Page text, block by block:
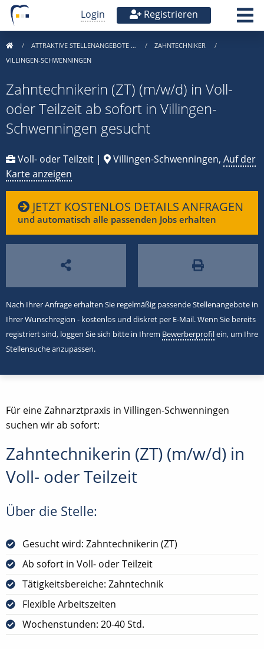
Login Registrieren
ATTRAKTIVE STELLENANGEBOTE …
ZAHNTECHNIKER
VILLINGEN-SCHWENNINGEN
Zahntechnikerin (ZT) (m/w/d) in Voll-
oder Teilzeit ab sofort in Villingen-
Schwenningen gesucht
Voll- oder Teilzeit | Villingen-Schwenningen, Auf der
Karte anzeigen
JETZT KOSTENLOS DETAILS ANFRAGEN
und automatisch alle passenden Jobs erhalten
Nach Ihrer Anfrage erhalten Sie regelmäßig passende Stellenangebote in
Ihrer Wunschregion - kostenlos und diskret per E-Mail. Wenn Sie bereits
registriert sind, loggen Sie sich bitte in Ihrem Bewerberprofilein, um Ihre
Stellensuche anzupassen.
Für eine Zahnarztpraxis in Villingen-Schwenningen
suchen wir ab sofort:
Zahntechnikerin (ZT) (m/w/d) in
Voll- oder Teilzeit
Über die Stelle:
Gesucht wird: Zahntechnikerin (ZT)
Ab sofort in Voll- oder Teilzeit
Tätigkeitsbereiche: Zahntechnik
Flexible Arbeitszeiten
Wochenstunden: 20-40 Std.